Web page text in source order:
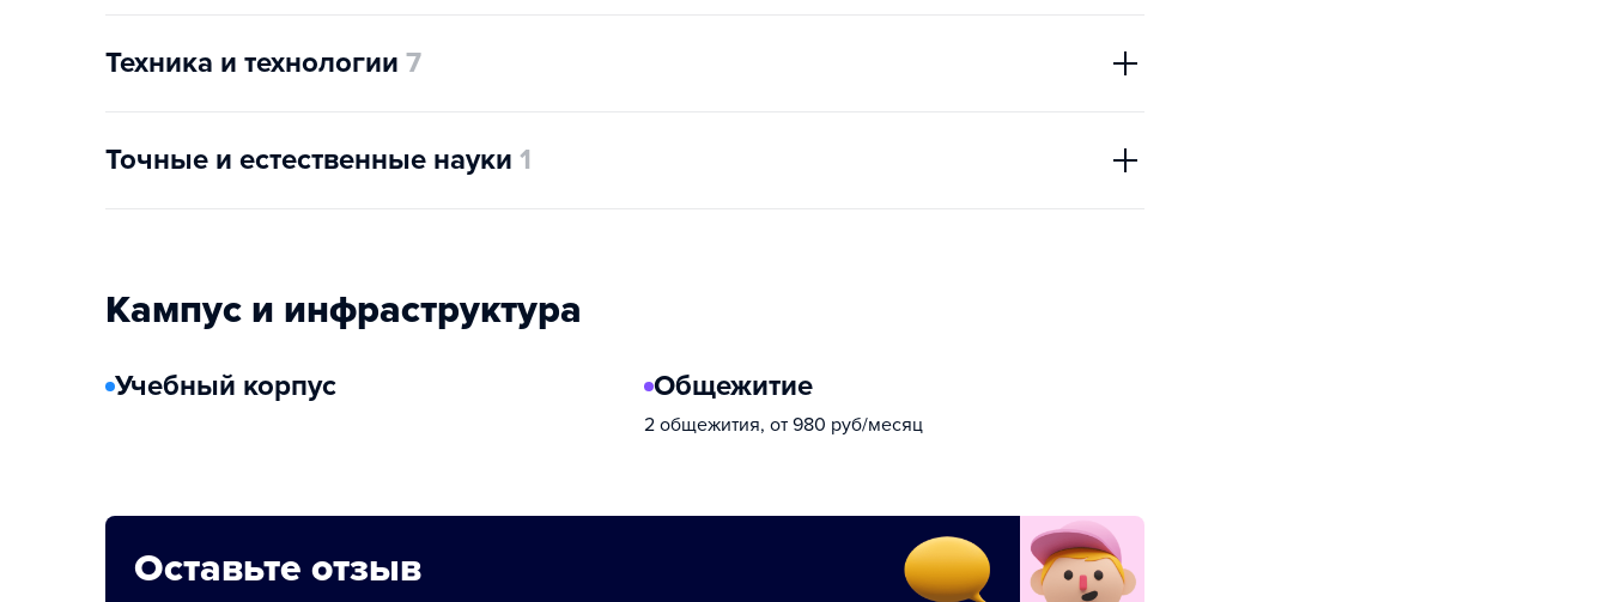
Техника и технологии 7
Точные и естественные науки 1
Кампус и инфраструктура
Учебный корпус Общежитие
2 общежития, от 980 руб/месяц
Оставьте отзыв